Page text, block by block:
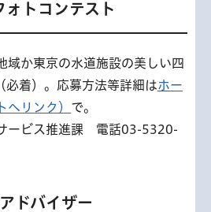
ォトコンテスト
域か東京の水道施設の美しい四
必着）。応募方法等詳細はホー
へリンク） で。
ービス推進課 電話03-5320-
ドバイザー